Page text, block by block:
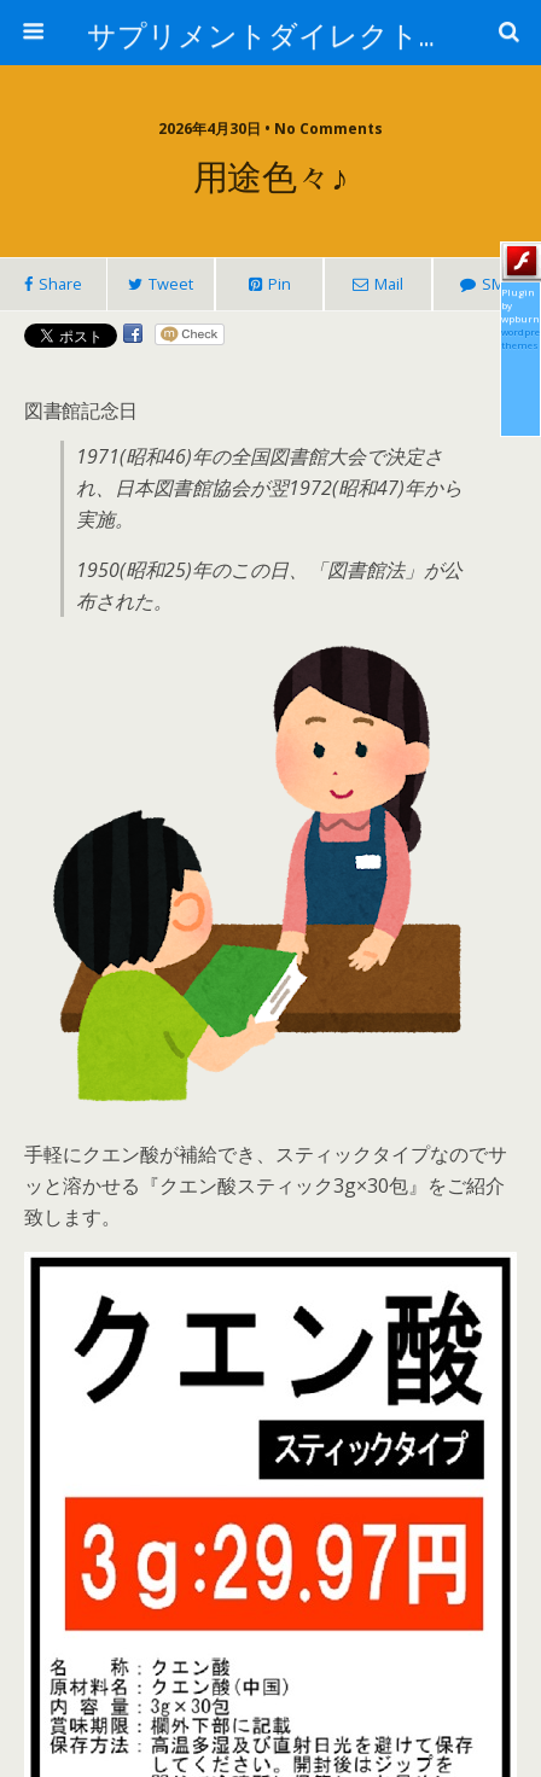
サプリメントダイレクトブログ
2026年4月30日 • No Comments
用途色々♪
Share Tweet Pin Mail SMS
図書館記念日
1971(昭和46)年の全国図書館大会で決定さ
れ、日本図書館協会が翌1972(昭和47)年から
実施。
1950(昭和25)年のこの日、「図書館法」が公
布された。
手軽にクエン酸が補給でき、スティックタイプなのでサ
ッと溶かせる『クエン酸スティック3g×30包』をご紹介
致します。
Plugin
by
themes